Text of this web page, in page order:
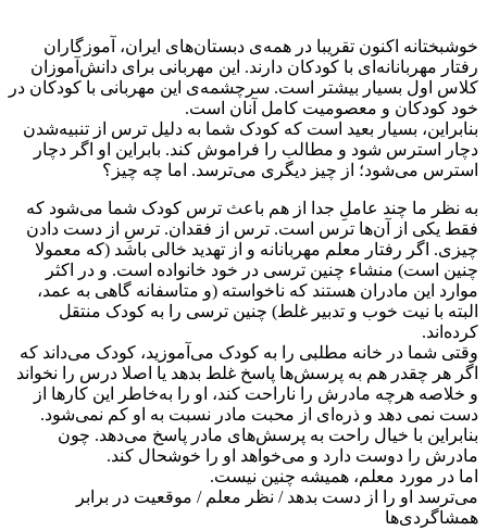
خوشبختانه اکنون تقریبا در همه‌ی دبستان‌های ایران، آموزگاران
رفتار مهربانانه‌ای با کودکان دارند. این مهربانی برای دانش‌آموزان
کلاس اول بسیار بیشتر است. سرچشمه‌ی این مهربانی با کودکان در
خود کودکان و معصومیت کامل آنان است.
بنابراین، بسیار بعید است که کودک شما به دلیل ترس از تنبیه‌شدن
دچار استرس شود و مطالب را فراموش کند. بابراین او اگر دچار
استرس می‌شود؛ از چیز دیگری می‌ترسد. اما چه چیز؟
به نظر ما چند عاملِ جدا از هم باعث ترس کودک شما می‌شود که
فقط یکی از آن‌ها ترس است. ترس از فقدان. ترسِ از دست دادن
چیزی. اگر رفتار معلم مهربانانه و از تهدید خالی باشد (که معمولا
چنین است) منشاء چنین ترسی در خود خانواده است. و در اکثر
موارد این مادران هستند که ناخواسته (و متاسفانه گاهی به عمد،
البته با نیت خوب و تدبیر غلط) چنین ترسی را به کودک منتقل
کرده‌اند.
وقتی شما در خانه مطلبی را به کودک می‌آموزید، کودک می‌داند که
اگر هر چقدر هم به پرسش‌ها پاسخ غلط بدهد یا اصلا درس را نخواند
و خلاصه هرچه مادرش را ناراحت کند، او را به‌خاطر این کارها از
دست نمی دهد و ذره‌ای از محبت مادر نسبت به او کم نمی‌شود.
بنابراین با خیال راحت به پرسش‌های مادر پاسخ می‌دهد. چون
مادرش را دوست دارد و می‌خواهد او را خوشحال کند.
اما در مورد معلم، همیشه چنین نیست.
می‌ترسد او را از دست بدهد / نظر معلم / موقعیت در برابر
همشاگردی‌ها